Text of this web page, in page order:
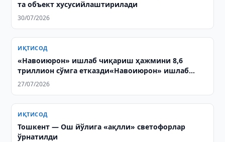
та объект хусусийлаштирилади
30/07/2026
ИҚТИСОД
«Навоиюрон» ишлаб чиқариш ҳажмини 8,6
триллион сўмга етказди«Навоиюрон» ишлаб
чиқариш ҳажмини 8,6 триллион сўмга етказди
27/07/2026
ИҚТИСОД
Тошкент — Ош йўлига «ақлли» светофорлар
ўрнатилди